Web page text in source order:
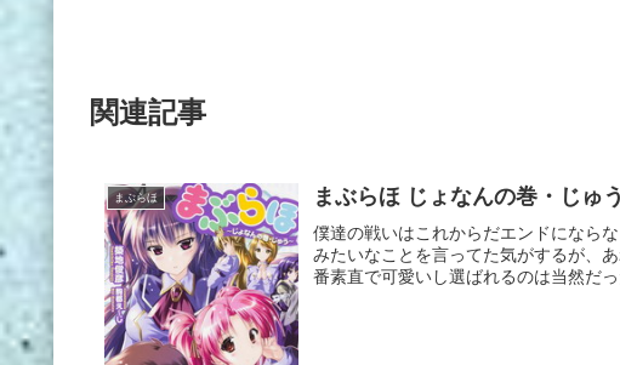
関連記事
まぶらほ まぶらほ じょなんの巻・じゅ
僕達の戦いはこれからだエンドになら
みたいなことを言ってた気がするが、
番素直で可愛いし選ばれるのは当然だ